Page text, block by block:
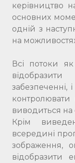
керівництво
основних
одній з
на
Всі потоки як
забезпеченні,
контролювати
виводиться на
Крім
всередині
зображення,
відобразити